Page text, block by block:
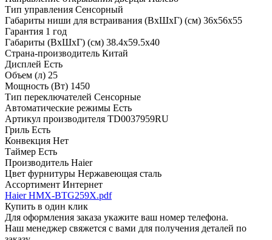
Тип управления Сенсорный
Габариты ниши для встраивания (ВхШхГ) (см) 36х56х55
Гарантия 1 год
Габариты (ВхШхГ) (см) 38.4х59.5х40
Страна-производитель Китай
Дисплей Есть
Объем (л) 25
Мощность (Вт) 1450
Тип переключателей Сенсорные
Автоматические режимы Есть
Артикул производителя TD0037959RU
Гриль Есть
Конвекция Нет
Таймер Есть
Производитель Haier
Цвет фурнитуры Нержавеющая сталь
Ассортимент Интернет
Haier HMX-BTG259X.pdf
Купить в один клик
Для оформления заказа укажите ваш номер телефона.
Наш менеджер свяжется с вами для получения деталей по